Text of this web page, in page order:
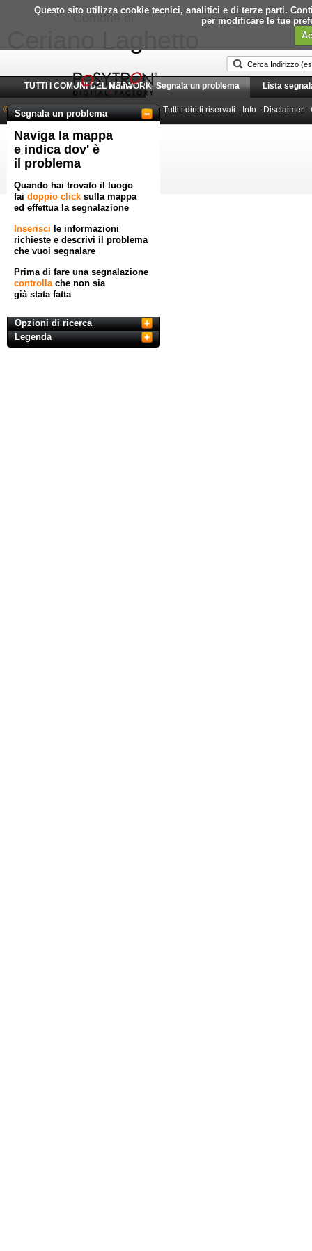
Questo sito utilizza cookie tecnici, analitici e di terze parti.
per modificare le tue
TUTTI I COMUNI DEL NETWORK
Home Segnala un problema Lista
Segnala un problema
Naviga la mappa
e indica dov' è
il problema
Quando hai trovato il luogo
fai doppio click sulla mappa
ed effettua la segnalazione
Inserisci le informazioni
richieste e descrivi il problema
che vuoi segnalare
Prima di fare una segnalazione
controllache non sia
già stata fatta
Opzioni di ricerca
Legenda
© 2010-2026 Posytron Engineering S.r.l.- Tutti i diritti riservati - Info - Disclaimer -
Powered by GeoWorkflow